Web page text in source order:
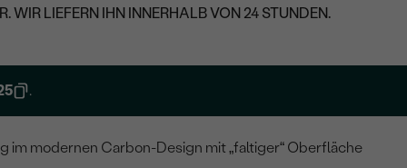
WIR LIEFERN IHN INNERHALB VON 24 STUNDEN.
.
im modernen Carbon-Design mit „faltiger“ Oberfläche